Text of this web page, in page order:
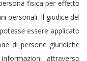
fisica per effetto
personali. Il giudice del
essere applicato
di persone giuridiche
attraverso